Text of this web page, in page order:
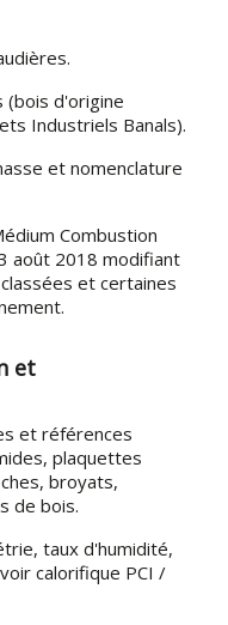
(bois d'origine
Industriels Banals).
et nomenclature
Combustion
août 2018 modifiant
et certaines
et
et références
plaquettes
broyats,
de bois.
taux d'humidité,
calorifique PCI /